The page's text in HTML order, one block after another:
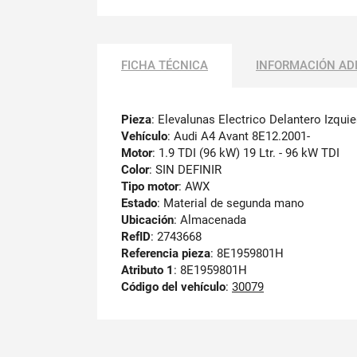
FICHA TÉCNICA INFORMACIÓN
Pieza: Elevalunas Electrico Delantero
Vehículo: Audi A4 Avant 8E12.2001-
Motor: 1.9 TDI (96 kW) 19 Ltr. - 96 kW TDI
Color: SIN DEFINIR
Tipo motor: AWX
Estado: Material de segunda mano
Ubicación: Almacenada
RefID: 2743668
Referencia pieza: 8E1959801H
Atributo 1 : 8E1959801H
Código del vehículo: 30079